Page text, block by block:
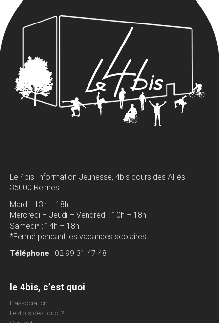
Le 4bis-Information Jeunesse, 4bis cours des Alliés
35000 Rennes
Mardi : 13h – 18h
Mercredi – Jeudi – Vendredi : 10h – 18h
Samedi* : 14h – 18h
*Fermé pendant les vacances scolaires
Téléphone : 02 99 31 47 48
le 4bis, c’est quoi
L’association
Le 4 bis c’est quoi ?